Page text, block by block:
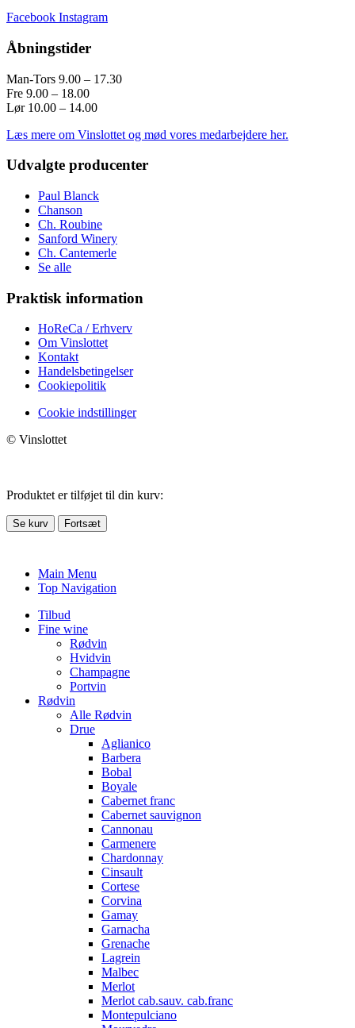
Facebook Instagram
Åbningstider
Man-Tors 9.00 – 17.30
Fre 9.00 – 18.00
Lør 10.00 – 14.00
Læs mere om Vinslottet og mød vores medarbejdere her.
Udvalgte producenter
Paul Blanck
Chanson
Ch. Roubine
Sanford Winery
Ch. Cantemerle
Se alle
Praktisk information
HoReCa / Erhverv
Om Vinslottet
Kontakt
Handelsbetingelser
Cookiepolitik
Cookie indstillinger
© Vinslottet
Produktet er tilføjet til din kurv:
Se kurv Fortsæt
Main Menu
Top Navigation
Tilbud
Fine wine
Rødvin
Hvidvin
Champagne
Portvin
Rødvin
Alle Rødvin
Drue
Aglianico
Barbera
Bobal
Boyale
Cabernet franc
Cabernet sauvignon
Cannonau
Carmenere
Chardonnay
Cinsault
Cortese
Corvina
Gamay
Garnacha
Grenache
Lagrein
Malbec
Merlot
Merlot cab.sauv. cab.franc
Montepulciano